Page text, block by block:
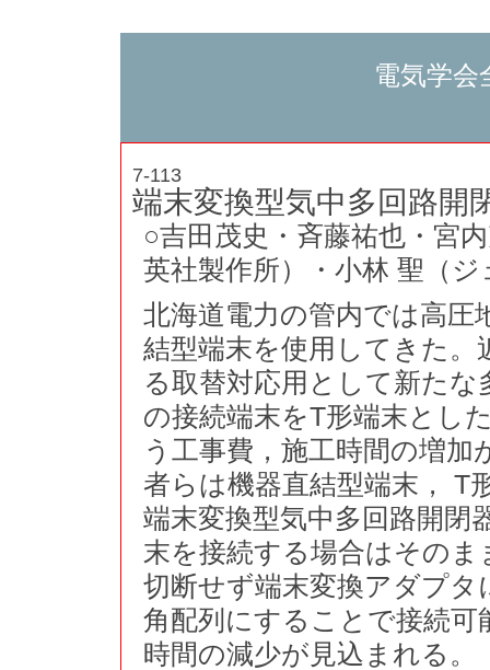
電気学会
7-113
端末変換型気中多回路開
○吉田茂史・斉藤祐也・宮
英社製作所）・小林 聖（
北海道電力の管内では高圧
結型端末を使用してきた。
る取替対応用として新た
の接続端末をT形端末とし
う工事費，施工時間の増
者らは機器直結型端末， T
端末変換型気中多回路開閉
末を接続する場合はその
切断せず端末変換アダプタ
角配列にすることで接続
時間の減少が見込まれる。